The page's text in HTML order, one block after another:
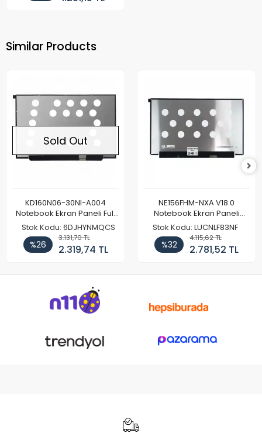
Similar Products
Sold Out
KD160N06-30NI-A004
Notebook Ekran Paneli Full
HD
Stok Kodu: 6DJHYNMQCS
%26
3.131,70 TL
2.319,74 TL
NE156FHM-NXA V18.0
Notebook Ekran Paneli
144Hz
Stok Kodu: LUCNLF83NF
%32
4.115,62 TL
2.781,52 TL